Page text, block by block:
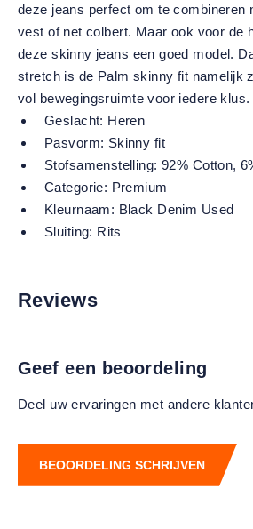
deze jeans perfect om te combineren
vest of net colbert. Maar ook voor de
deze skinny jeans een goed model.
stretch is de Palm skinny fit namelijk
vol bewegingsruimte voor iedere klus.
Geslacht: Heren
Pasvorm: Skinny fit
Stofsamenstelling: 92% Cotton,
Categorie: Premium
Kleurnaam: Black Denim Used
Sluiting: Rits
Reviews
Geef een beoordeling
Deel uw ervaringen met andere
BEOORDELING SCHRIJVEN